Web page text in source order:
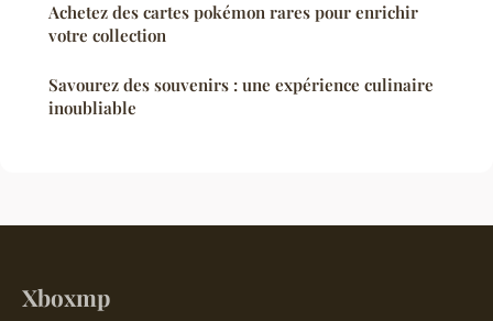
Achetez des cartes pokémon rares pour enrichir
votre collection
Savourez des souvenirs : une expérience culinaire
inoubliable
Xboxmp